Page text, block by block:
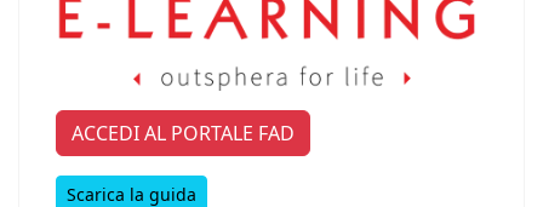
ACCEDI AL PORTALE FAD
Scarica la guida